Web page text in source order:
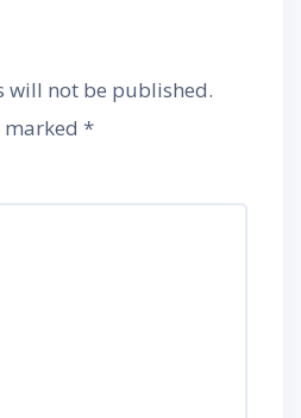
will not be published.
*